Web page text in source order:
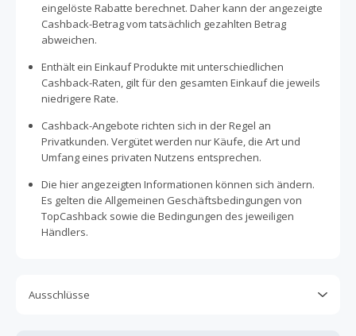
eingelöste Rabatte berechnet. Daher kann der angezeigte
Cashback-Betrag vom tatsächlich gezahlten Betrag
abweichen.
Enthält ein Einkauf Produkte mit unterschiedlichen
Cashback-Raten, gilt für den gesamten Einkauf die jeweils
niedrigere Rate.
Cashback-Angebote richten sich in der Regel an
Privatkunden. Vergütet werden nur Käufe, die Art und
Umfang eines privaten Nutzens entsprechen.
Die hier angezeigten Informationen können sich ändern.
Es gelten die Allgemeinen Geschäftsbedingungen von
TopCashback sowie die Bedingungen des jeweiligen
Händlers.
Ausschlüsse